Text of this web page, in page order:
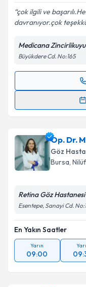
çok ilgili ve
davranıyor.çok
Medicana
Büyükdere Cd. No:165
Randevu
takvim
E-posta
Kişisel
Metni'ni
kapsamda
Op. Dr.
Göz
Bursa,
Retina Göz Hastanesi
Esentepe, Sanayi Cd.
En Yakın Saatler
Yarın
09:00